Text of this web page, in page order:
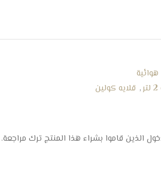
هوائية
, قلايه كولين
الذين قاموا بشراء هذا المنتج ترك مراجعة.